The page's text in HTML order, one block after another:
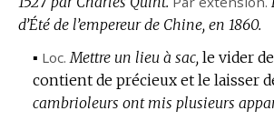
d’Été de l’empereur de Chine, en 1860.
▪ Loc. Mettre un lieu à sac, le vider
contient de précieux et le laisser
cambrioleurs ont mis plusieurs